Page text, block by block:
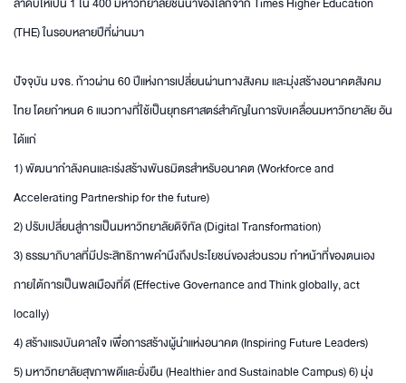
(THE) ในรอบหลายปีที่ผ่านมา
ปัจจุบัน มจธ. ก้าวผ่าน 60 ปีแห่งการเปลี่ยนผ่านทางสังคม และมุ่งสร้างอนาคตสังคม
ไทย โดยกำหนด 6 แนวทางที่ใช้เป็นยุทธศาสตร์สำคัญในการขับเคลื่อนมหาวิทยาลัย อัน
ได้แก่
1) พัฒนากำลังคนและเร่งสร้างพันธมิตรสำหรับอนาคต (Workforce and
Accelerating Partnership for the future)
2) ปรับเปลี่ยนสู่การเป็นมหาวิทยาลัยดิจิทัล (Digital Transformation)
3) ธรรมาภิบาลที่มีประสิทธิภาพคำนึงถึงประโยชน์ของส่วนรวม ทำหน้าที่ของตนเอง
ภายใต้การเป็นพลเมืองที่ดี (Effective Governance and Think globally, act
locally)
4) สร้างแรงบันดาลใจ เพื่อการสร้างผู้นำแห่งอนาคต (Inspiring Future Leaders)
5) มหาวิทยาลัยสุขภาพดีและยั่งยืน (Healthier and Sustainable Campus) 6) มุ่ง